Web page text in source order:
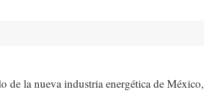
de la nueva industria energética de México,